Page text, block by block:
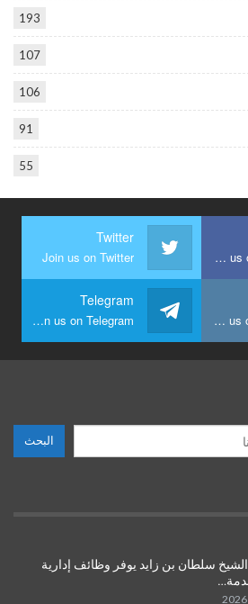
193
107
106
91
55
Join us on Facebook
Twitter
Join us on Twitter
Join us on Instagram
Telegram
Join us on Telegram
البحث
سلطان بن زايد يوفر وظائف إدارية